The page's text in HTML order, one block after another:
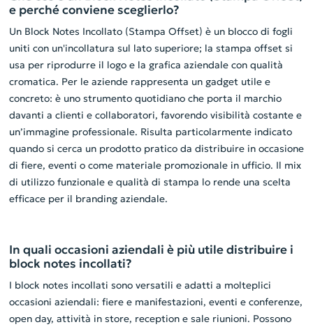
e perché conviene sceglierlo?
Un Block Notes Incollato (Stampa Offset) è un blocco di fogli
uniti con un'incollatura sul lato superiore; la stampa offset si
usa per riprodurre il logo e la grafica aziendale con qualità
cromatica. Per le aziende rappresenta un gadget utile e
concreto: è uno strumento quotidiano che porta il marchio
davanti a clienti e collaboratori, favorendo visibilità costante e
un’immagine professionale. Risulta particolarmente indicato
quando si cerca un prodotto pratico da distribuire in occasione
di fiere, eventi o come materiale promozionale in ufficio. Il mix
di utilizzo funzionale e qualità di stampa lo rende una scelta
efficace per il branding aziendale.
In quali occasioni aziendali è più utile distribuire i
block notes incollati?
I block notes incollati sono versatili e adatti a molteplici
occasioni aziendali: fiere e manifestazioni, eventi e conferenze,
open day, attività in store, reception e sale riunioni. Possono